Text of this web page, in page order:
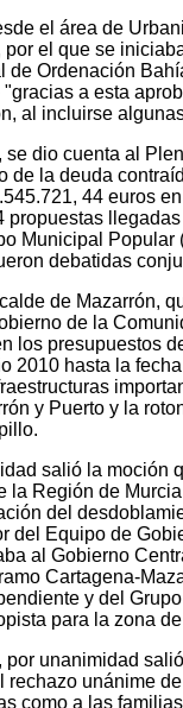
el área de
por el que se
de Ordenación
a esta
al incluirse
se dio cuenta al
de la deuda
44 euros
propuestas
Municipal
debatidas
de Mazarrón,
de la
los presupuestos
2010 hasta la
y Puerto y la
salió la moción
la Región de
del
del Equipo de
al Gobierno
Cartagena-
y del
para la zona
por unanimidad
rechazo unánime
como a las